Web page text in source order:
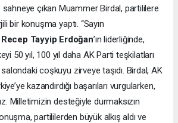
çıkan Muammer Birdal, partililere
bir konuşma yaptı. “Sayın
Recep Tayyip Erdoğan’ın liderliğinde,
50 yıl, 100 yıl daha AK Parti teşkilatları
coşkuyu zirveye taşıdı. Birdal, AK
kazandırdığı başarıları vurgularken,
Milletimizin desteğiyle durmaksızın
partililerden büyük alkış aldı ve